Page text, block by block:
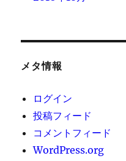
メタ情報
ログイン
投稿フィード
コメントフィード
WordPress.org